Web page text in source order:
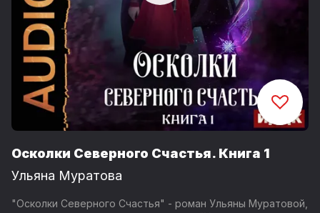
Осколки Северного Счастья. Книга 1
Ульяна Муратова
"Осколки Северного Счастья" - роман Ульяны Муратовой,